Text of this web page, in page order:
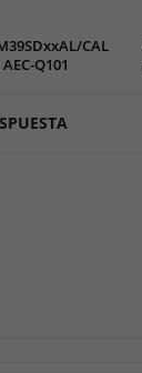
CAL
Q101